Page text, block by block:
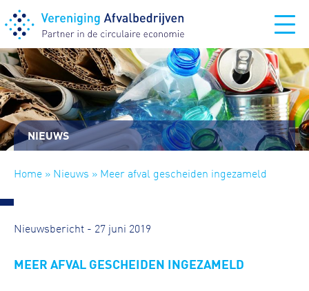
NIEUWS
Home » Nieuws » Meer afval gescheiden ingezameld
Nieuwsbericht - 27 juni 2019
MEER AFVAL GESCHEIDEN INGEZAMELD